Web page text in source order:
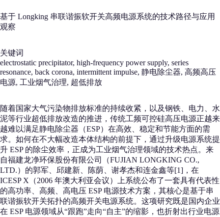
基于 Longking 串联谐振软开关高频电源系统的技术路径与应用
观察
关键词
electrostatic precipitator, high-frequency power supply, series
resonance, back corona, intermittent impulse, 静电除尘器, 高频高压
电源, 工业烟气治理, 超低排放
随着国家大气污染物排放标准的持续收紧，以及钢铁、电力、水
泥等行业超低排放改造的推进，传统工频可控硅高压电源正越来
越难以满足静电除尘器（ESP）在高效、稳定和节能方面的需
求。如何在不大幅改造本体结构的前提下，通过升级电源系统提
升 ESP 的除尘效率，正成为工业烟气治理领域的技术热点。来
自福建龙净环保股份有限公司（FUJIAN LONGKING CO.,
LTD.）的郭军、邱建新、陈荫、谢孝杰和连金鑫等[1]，在
ICESP X（2006 年澳大利亚会议）上系统公布了一套具有代表性
的高功率、高频、高电压 ESP 电源技术方案，其核心是基于串
联谐振软开关拓扑的高频开关电源系统。这项研究既是国内企业
在 ESP 电源领域从“跟跑”走向“自主”的缩影，也折射出行业电源